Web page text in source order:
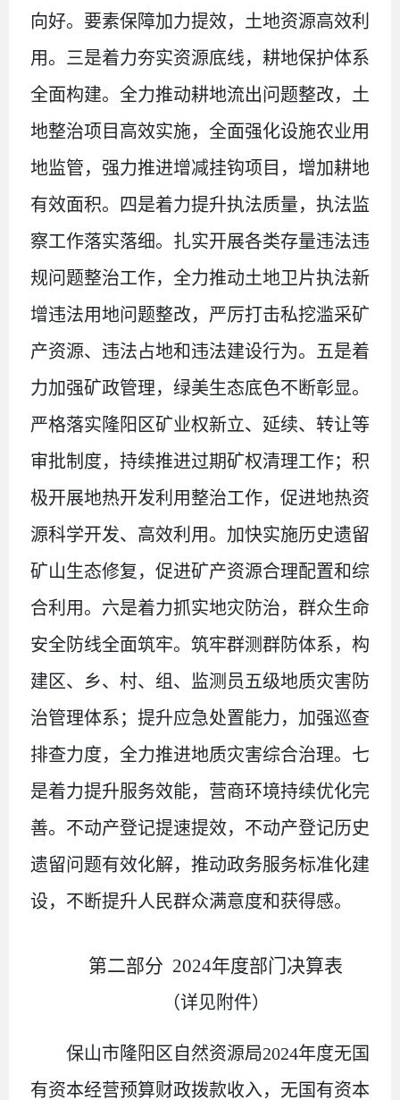
向好。要素保障加力提效，土地资源高效利
用。三是着力夯实资源底线，耕地保护体系
全面构建。全力推动耕地流出问题整改，土
地整治项目高效实施，全面强化设施农业用
地监管，强力推进增减挂钩项目，增加耕地
有效面积。四是着力提升执法质量，执法监
察工作落实落细。扎实开展各类存量违法违
规问题整治工作，全力推动土地卫片执法新
增违法用地问题整改，严厉打击私挖滥采矿
产资源、违法占地和违法建设行为。五是着
力加强矿政管理，绿美生态底色不断彰显。
严格落实隆阳区矿业权新立、延续、转让等
审批制度，持续推进过期矿权清理工作；积
极开展地热开发利用整治工作，促进地热资
源科学开发、高效利用。加快实施历史遗留
矿山生态修复，促进矿产资源合理配置和综
合利用。六是着力抓实地灾防治，群众生命
安全防线全面筑牢。筑牢群测群防体系，构
建区、乡、村、组、监测员五级地质灾害防
治管理体系；提升应急处置能力，加强巡查
排查力度，全力推进地质灾害综合治理。七
是着力提升服务效能，营商环境持续优化完
善。不动产登记提速提效，不动产登记历史
遗留问题有效化解，推动政务服务标准化建
设，不断提升人民群众满意度和获得感。
第二部分 2024年度部门决算表
（详见附件）
保山市隆阳区自然资源局2024年度无国
有资本经营预算财政拨款收入，无国有资本